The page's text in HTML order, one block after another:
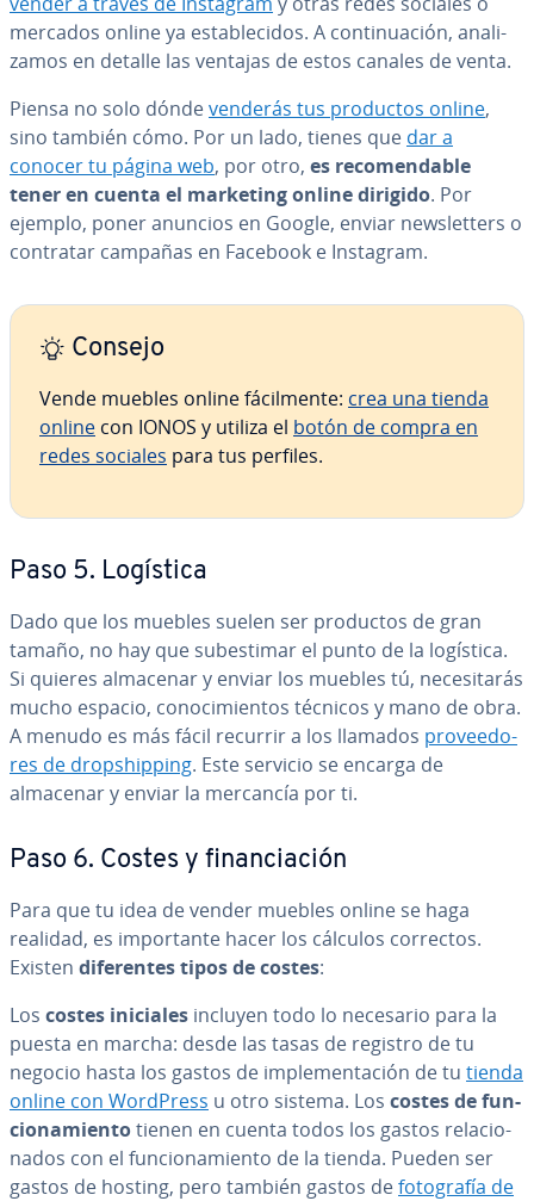
mercados online ya es­ta­ble­ci­dos. A co­n­ti­nua­ción, ana­li­
za­mos en detalle las ventajas de estos canales de venta.
Piensa no solo dóndevenderás tus productos online,
sino también cómo. Por un lado, tienes que dar a
conocer tu página web, por otro, es re­co­me­n­da­ble
tener en cuenta el marketing online dirigido. Por
ejemplo, poner anuncios en Google, enviar ne­w­s­le­t­te­rs o
contratar campañas en Facebook e Instagram.
Consejo
Vende muebles online fá­ci­l­me­n­te: crea una tienda
online con IONOS y utiliza el botón de compra en
redes sociales para tus perfiles.
Paso 5. Logística
Dado que los muebles suelen ser productos de gran
tamaño, no hay que su­b­e­s­ti­mar el punto de la logística.
Si quieres almacenar y enviar los muebles tú, ne­ce­si­ta­rás
mucho espacio, co­no­ci­mie­n­tos técnicos y mano de obra.
A menudo es más fácil recurrir a los llamados pro­vee­do­
res de dro­p­shi­p­pi­ng. Este servicio se encarga de
almacenar y enviar la mercancía por ti.
Paso 6. Costes y fi­na­n­cia­ción
Para que tu idea de vender muebles online se haga
realidad, es im­po­r­ta­n­te hacer los cálculos correctos.
Existen di­fe­re­n­tes tipos de costes:
Los costes iniciales incluyen todo lo necesario para la
puesta en marcha: desde las tasas de registro de tu
negocio hasta los gastos de im­ple­me­n­ta­ción de tu tienda
online con WordPress u otro sistema. Los costes de fu­n­
cio­na­mie­n­totienen en cuenta todos los gastos re­la­cio­
na­dos con el fu­n­cio­na­mie­n­to de la tienda. Pueden ser
gastos de hosting, pero también gastos defo­to­gra­fía de